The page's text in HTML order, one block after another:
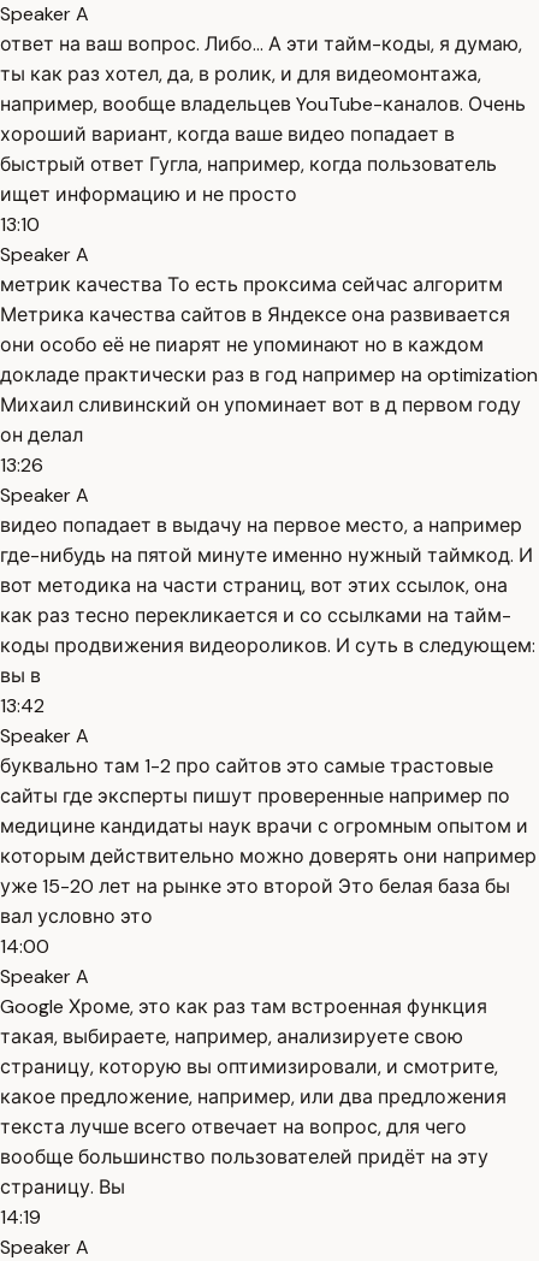
Speaker A
ответ на ваш вопрос. Либо... А эти тайм-коды, я думаю,
ты как раз хотел, да, в ролик, и для видеомонтажа,
например, вообще владельцев YouTube-каналов. Очень
хороший вариант, когда ваше видео попадает в
быстрый ответ Гугла, например, когда пользователь
ищет информацию и не просто
13:10
Speaker A
метрик качества То есть проксима сейчас алгоритм
Метрика качества сайтов в Яндексе она развивается
они особо её не пиарят не упоминают но в каждом
докладе практически раз в год например на optimization
Михаил сливинский он упоминает вот в д первом году
он делал
13:26
Speaker A
видео попадает в выдачу на первое место, а например
где-нибудь на пятой минуте именно нужный таймкод. И
вот методика на части страниц, вот этих ссылок, она
как раз тесно перекликается и со ссылками на тайм-
коды продвижения видеороликов. И суть в следующем:
вы в
13:42
Speaker A
буквально там 1-2 про сайтов это самые трастовые
сайты где эксперты пишут проверенные например по
медицине кандидаты наук врачи с огромным опытом и
которым действительно можно доверять они например
уже 15-20 лет на рынке это второй Это белая база бы
вал условно это
14:00
Speaker A
Google Хроме, это как раз там встроенная функция
такая, выбираете, например, анализируете свою
страницу, которую вы оптимизировали, и смотрите,
какое предложение, например, или два предложения
текста лучше всего отвечает на вопрос, для чего
вообще большинство пользователей придёт на эту
страницу. Вы
14:19
Speaker A